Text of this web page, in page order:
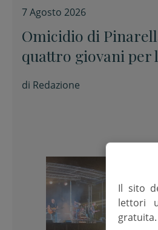
7 Agosto 2026
Omicidio di
quattro giovani per
Nicola Musiani
di Redazione
Il sito
lettori
gratuita.